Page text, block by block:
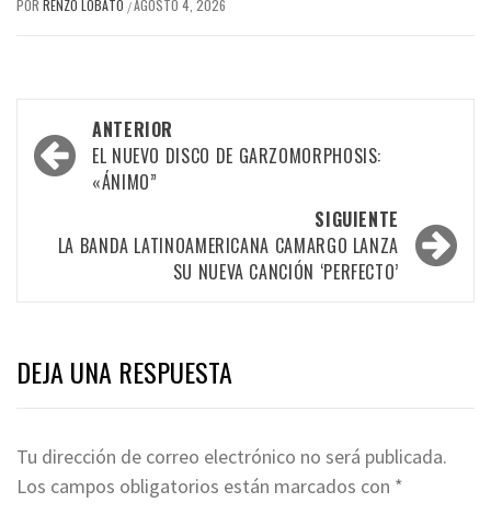
POR RENZO LOBATO /AGOSTO 4, 2026
Navegación
por
entradas
ANTERIOR
EL NUEVO DISCO DE GARZOMORPHOSIS:
«ÁNIMO”
SIGUIENTE
LA BANDA LATINOAMERICANA CAMARGO LANZA
SU NUEVA CANCIÓN ‘PERFECTO’
DEJA UNA RESPUESTA
Tu dirección de correo electrónico no será publicada.
Los campos obligatorios están marcados con *